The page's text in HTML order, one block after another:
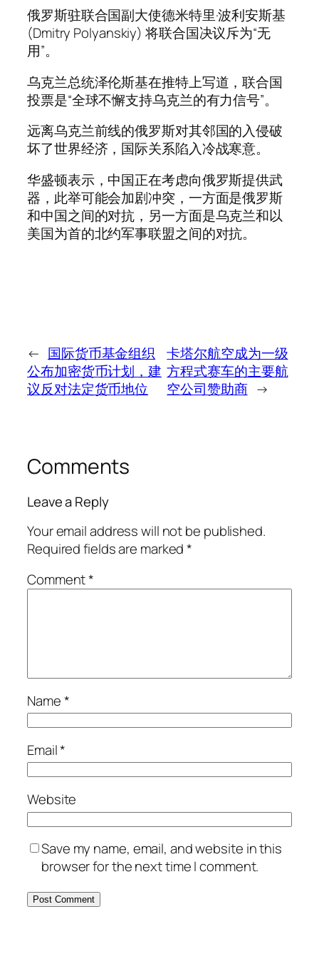
俄罗斯驻联合国副大使德米特里·波利安斯基
(Dmitry Polyanskiy) 将联合国决议斥为“无
用”。
乌克兰总统泽伦斯基在推特上写道，联合国
投票是“全球不懈支持乌克兰的有力信号”。
远离乌克兰前线的俄罗斯对其邻国的入侵破
坏了世界经济，国际关系陷入冷战寒意。
华盛顿表示，中国正在考虑向俄罗斯提供武
器，此举可能会加剧冲突，一方面是俄罗斯
和中国之间的对抗，另一方面是乌克兰和以
美国为首的北约军事联盟之间的对抗。
← 国际货币基金组织
公布加密货币计划，建
议反对法定货币地位
卡塔尔航空成为一级
方程式赛车的主要航
空公司赞助商 →
Comments
Leave a Reply
Your email address will not be published.
Required fields are marked*
Comment*
Name*
Email*
Website
Save my name, email, and website in this
browser for the next time I comment.